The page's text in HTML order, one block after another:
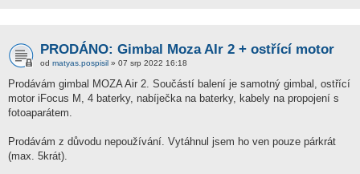
PRODÁNO: Gimbal Moza AIr 2 + ostřící motor
od matyas.pospisil » 07 srp 2022 16:18
Prodávám gimbal MOZA Air 2. Součástí balení je samotný gimbal, ostřící
motor iFocus M, 4 baterky, nabíječka na baterky, kabely na propojení s
fotoaparátem.
Prodávám z důvodu nepoužívání. Vytáhnul jsem ho ven pouze párkrát
(max. 5krát).